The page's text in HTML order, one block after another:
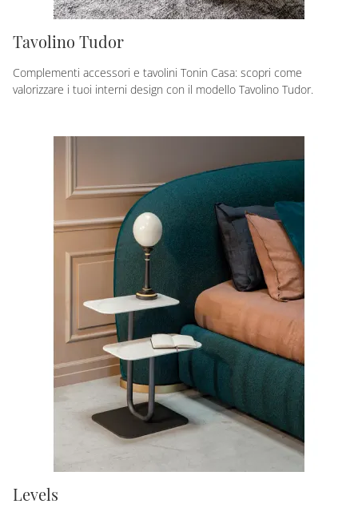
Tavolino Tudor
Complementi accessori e tavolini Tonin Casa: scopri come
valorizzare i tuoi interni design con il modello Tavolino Tudor.
Levels